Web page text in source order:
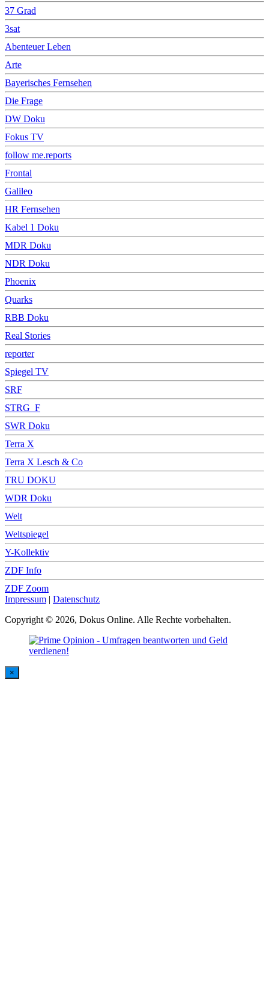
37 Grad
3sat
Abenteuer Leben
Arte
Bayerisches Fernsehen
Die Frage
DW Doku
Fokus TV
follow me.reports
Frontal
Galileo
HR Fernsehen
Kabel 1 Doku
MDR Doku
NDR Doku
Phoenix
Quarks
RBB Doku
Real Stories
reporter
Spiegel TV
SRF
STRG_F
SWR Doku
Terra X
Terra X Lesch & Co
TRU DOKU
WDR Doku
Welt
Weltspiegel
Y-Kollektiv
ZDF Info
ZDF Zoom
Impressum | Datenschutz
Copyright © 2026, Dokus Online. Alle Rechte vorbehalten.
×